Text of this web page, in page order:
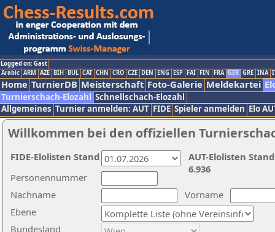
Logged on: Gast
Arabic ARM AZE BIH BUL CAT CHN CRO CZE DEN ENG ESP FAI FIN FRA GER GRE INA
Home TurnierDB Meisterschaft Foto-Galerie Meldekartei
Turnierschach-Elozahl Schnellschach-Elozahl
Allgemeines Turnier anmelden: AUT FIDE Spieler anmelden Elo
Willkommen bei den offiziellen
Nachname
Vorname
Ebene
Personennummer
Bundesland
AUT-Elolisten
6.936
FIDE-Elolisten Stand